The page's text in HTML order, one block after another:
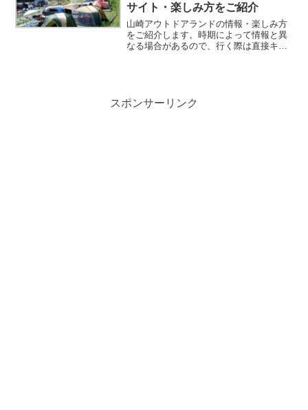
サイト・楽しみ方をご紹介
山崎アウトドアランドの情報・楽しみ方
をご紹介します。時期によって情報と異
なる場合があるので、行く際は直接キャ
スポンサーリンク